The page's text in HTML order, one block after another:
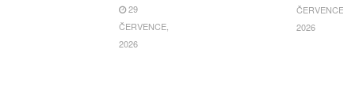
29
ČERVENCE,
2026
ČERVENCE,
2026